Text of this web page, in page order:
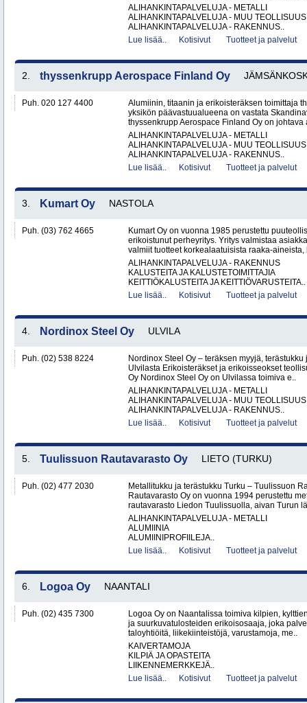
ALIHANKINTAPALVELUJA - METALLI
ALIHANKINTAPALVELUJA - MUU TEOLLISUUS
ALIHANKINTAPALVELUJA - RAKENNUS..
Lue lisää..
Kotisivut Tuotteet ja palvelut
2. thyssenkrupp Aerospace Finland Oy
Puh. 020 127 4400
Alumiinin, titaanin ja erikoisteräksen toimittaja
yksikön päävastuualueena on vastata
thyssenkrupp Aerospace Finland Oy on johtava
ALIHANKINTAPALVELUJA - METALLI
ALIHANKINTAPALVELUJA - MUU TEOLLISUUS
ALIHANKINTAPALVELUJA - RAKENNUS..
Lue lisää..
Kotisivut Tuotteet ja palvelut
3. Kumart Oy NASTOLA
Puh. (03) 762 4665
Kumart Oy on vuonna 1985 perustettu
erikoistunut perheyritys. Yritys valmistaa
valmiit tuotteet korkealaatuisista raaka-aineista,
ALIHANKINTAPALVELUJA - RAKENNUS
KALUSTEITA JA KALUSTETOIMITTAJIA
KEITTIÖKALUSTEITA JA KEITTIÖVARUSTEITA..
Lue lisää..
Kotisivut Tuotteet ja palvelut
4. Nordinox Steel Oy ULVILA
Puh. (02) 538 8224
Nordinox Steel Oy – teräksen myyjä,
Ulvilasta Erikoisteräkset ja erikoisseokset
Oy Nordinox Steel Oy on Ulvilassa toimiva e..
ALIHANKINTAPALVELUJA - METALLI
ALIHANKINTAPALVELUJA - MUU TEOLLISUUS
ALIHANKINTAPALVELUJA - RAKENNUS..
Lue lisää..
Kotisivut Tuotteet ja palvelut
5. Tuulissuon Rautavarasto Oy LIETO (TURKU)
Puh. (02) 477 2030
Metallitukku ja terästukku Turku – Tuulissuon
Rautavarasto Oy on vuonna 1994 perustettu
rautavarasto Liedon Tuulissuolla, aivan Turun
ALIHANKINTAPALVELUJA - METALLI
ALUMIINIA
ALUMIINIPROFIILEJA..
Lue lisää..
Kotisivut Tuotteet ja palvelut
6. Logoa Oy NAANTALI
Puh. (02) 435 7300
Logoa Oy on Naantalissa toimiva kilpien,
ja suurkuvatulosteiden erikoisosaaja, joka
taloyhtiöitä, liikekiinteistöjä, varustamoja, me..
KAIVERTAMOJA
KILPIÄ JA OPASTEITA
LIIKENNEMERKKEJÄ..
Lue lisää..
Kotisivut Tuotteet ja palvelut